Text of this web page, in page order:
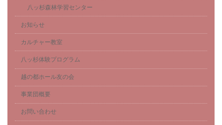
八ッ杉森林学習センター
お知らせ
カルチャー教室
八ッ杉体験プログラム
越の都ホール友の会
事業団概要
お問い合わせ